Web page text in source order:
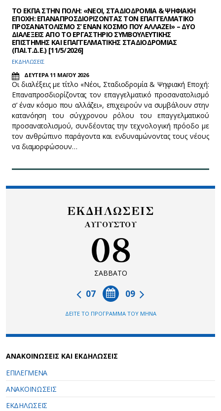
ΤΟ ΕΚΠΑ ΣΤΗΝ ΠΟΛΗ: «ΝΕΟΙ, ΣΤΑΔΙΟΔΡΟΜΙΑ & ΨΗΦΙΑΚΗ
ΕΠΟΧΗ: ΕΠΑΝΑΠΡΟΣΔΙΟΡΙΖΟΝΤΑΣ ΤΟΝ ΕΠΑΓΓΕΛΜΑΤΙΚΟ
ΠΡΟΣΑΝΑΤΟΛΙΣΜΟ Σ’ ΕΝΑΝ ΚΟΣΜΟ ΠΟΥ ΑΛΛΑΖΕΙ» – ΔΥΟ
ΔΙΑΛΕΞΕΙΣ ΑΠΟ ΤΟ ΕΡΓΑΣΤΗΡΙΟ ΣΥΜΒΟΥΛΕΥΤΙΚΗΣ
ΕΠΙΣΤΗΜΗΣ ΚΑΙ ΕΠΑΓΓΕΛΜΑΤΙΚΗΣ ΣΤΑΔΙΟΔΡΟΜΙΑΣ
(ΠΑΙ.Τ.Δ.Ε.) [11/5/2026]
ΕΚΔΗΛΩΣΕΙΣ
ΔΕΥΤΕΡΑ 11 ΜΑΪΟΥ 2026
Οι διαλέξεις με τίτλο «Νέοι, Σταδιοδρομία & Ψηφιακή Εποχή:
Επαναπροσδιορίζοντας τον επαγγελματικό προσανατολισμό
σ’ έναν κόσμο που αλλάζει», επιχειρούν να συμβάλουν στην
κατανόηση του σύγχρονου ρόλου του επαγγελματικού
προσανατολισμού, συνδέοντας την τεχνολογική πρόοδο με
τον ανθρώπινο παράγοντα και ενδυναμώνοντας τους νέους
να διαμορφώσουν…
ΕΚΔΗΛΩΣΕΙΣ
ΑΥΓΟΥΣΤΟΥ
08
ΣΑΒΒΑΤΟ
09
07
ΔΕΙΤΕ ΤΟ ΠΡΟΓΡΑΜΜΑ ΤΟΥ ΜΗΝΑ
ΑΝΑΚΟΙΝΩΣΕΙΣ ΚΑΙ ΕΚΔΗΛΩΣΕΙΣ
ΕΠΙΛΕΓΜΕΝΑ
ΑΝΑΚΟΙΝΩΣΕΙΣ
ΕΚΔΗΛΩΣΕΙΣ